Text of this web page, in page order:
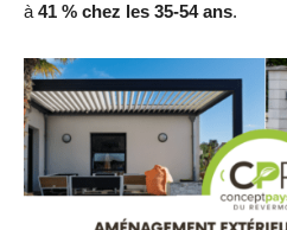
à41 % chez les 35-54 ans.